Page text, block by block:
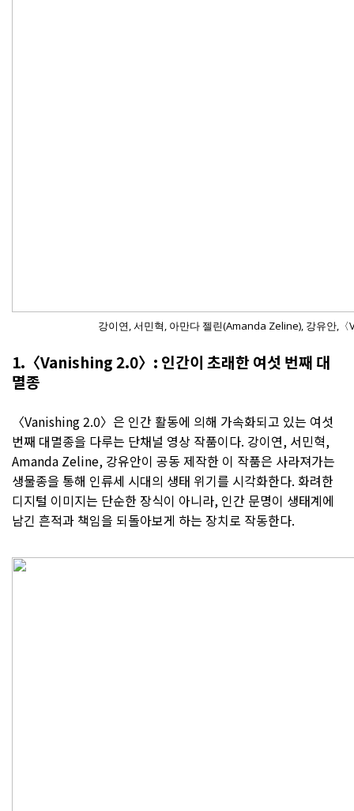
강이연, 서민혁, 아만다 젤린(Amanda Zeline), 강유안,
1.〈Vanishing 2.0〉: 인간이 초래한 여섯 번째 대
멸종
〈Vanishing 2.0〉은 인간 활동에 의해 가속화되고 있는 여섯
번째 대멸종을 다루는 단채널 영상 작품이다. 강이연, 서민혁,
Amanda Zeline, 강유안이 공동 제작한 이 작품은 사라져가는
생물종을 통해 인류세 시대의 생태 위기를 시각화한다. 화려한
디지털 이미지는 단순한 장식이 아니라, 인간 문명이 생태계에
남긴 흔적과 책임을 되돌아보게 하는 장치로 작동한다.